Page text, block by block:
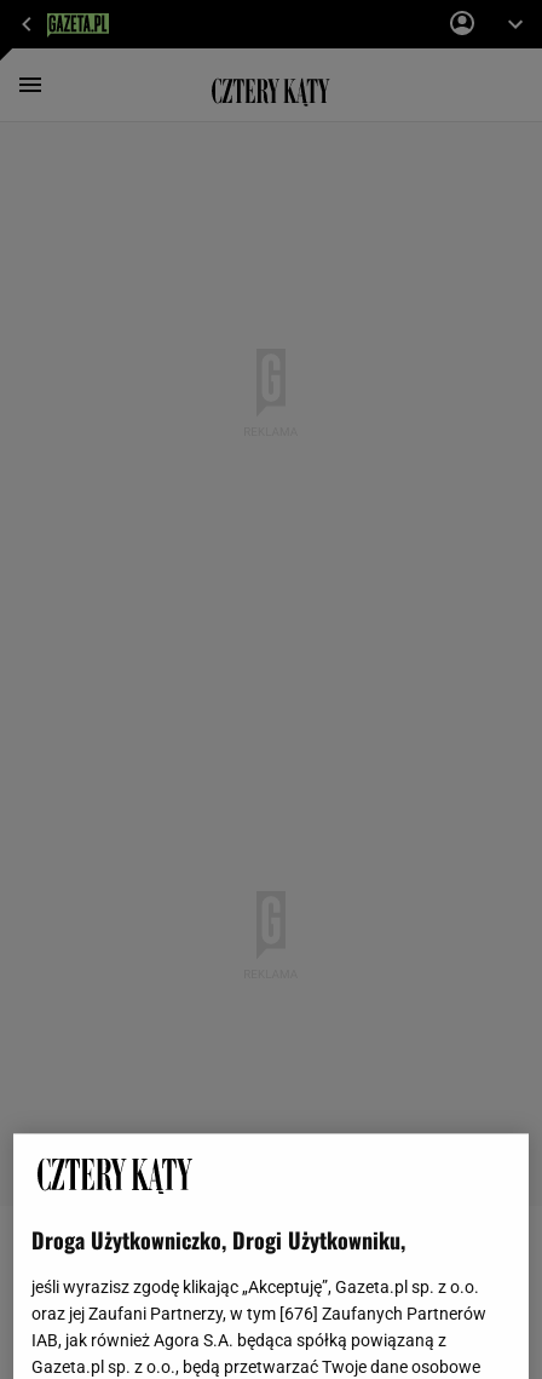
OKNO
Wsyp do miski i połóż obok okna, a wilgoć
zniknie w mgnieniu oka
DOMOWE SPOSOBY OKNO PORADNIK RYŻ
Droga Użytkowniczko, Drogi Użytkowniku,
jeśli wyrazisz zgodę klikając „Akceptuję”, Gazeta.pl sp. z o.o.
oraz jej Zaufani Partnerzy, w tym [676] Zaufanych Partnerów
IAB, jak również Agora S.A. będąca spółką powiązaną z
Gazeta.pl sp. z o.o., będą przetwarzać Twoje dane osobowe